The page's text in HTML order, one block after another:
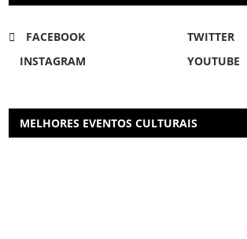
FACEBOOK
TWITTER
INSTAGRAM
YOUTUBE
MELHORES EVENTOS CULTURAIS